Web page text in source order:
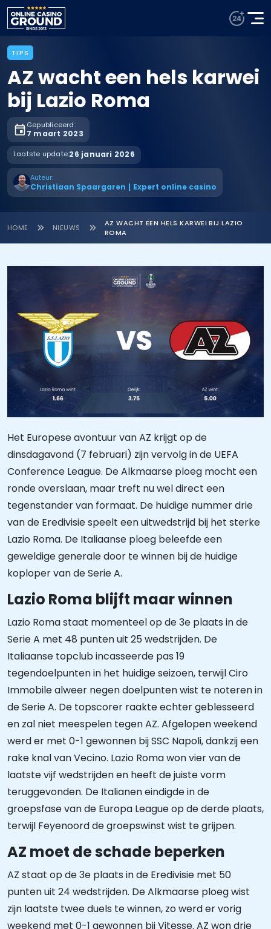
TIPS
AZ wacht een hels karwei
bij Lazio Roma
Gepubliceerd:
7 maart 2023
Laatste update:26 januari 2026
Auteur:
Christiaan Spaargaren | Expert online casino
HOME NIEUWS
AZ WACHT EEN HELS KARWEI BIJ LAZIO
ROMA
Het Europese avontuur van AZ krijgt op de
dinsdagavond (7 februari) zijn vervolg in de UEFA
Conference League. De Alkmaarse ploeg mocht een
ronde overslaan, maar treft nu wel direct een
tegenstander van formaat. De huidige nummer drie
van de Eredivisie speelt een uitwedstrijd bij het sterke
Lazio Roma. De Italiaanse ploeg beleefde een
geweldige generale door te winnen bij de huidige
koploper van de Serie A.
Lazio Roma blijft maar winnen
Lazio Roma staat momenteel op de 3e plaats in de
Serie A met 48 punten uit 25 wedstrijden. De
Italiaanse topclub incasseerde pas 19
tegendoelpunten in het huidige seizoen, terwijl Ciro
Immobile alweer negen doelpunten wist te noteren in
de Serie A. De topscorer raakte echter geblesseerd
en zal niet meespelen tegen AZ. Afgelopen weekend
werd er met 0-1 gewonnen bij SSC Napoli, dankzij een
rake knal van Vecino. Lazio Roma won vier van de
laatste vijf wedstrijden en heeft de juiste vorm
teruggevonden. De Italianen eindigde in de
groepsfase van de Europa League op de derde plaats,
terwijl Feyenoord de groepswinst wist te grijpen.
AZ moet de schade beperken
AZ staat op de 3e plaats in de Eredivisie met 50
punten uit 24 wedstrijden. De Alkmaarse ploeg wist
zijn laatste twee duels te winnen, zo werd er vorig
weekend met 0-1 gewonnen bij Vitesse. AZ won drie